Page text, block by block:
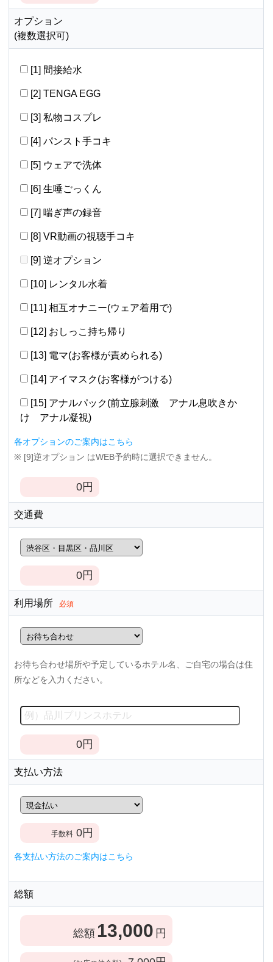
オプション
(複数選択可)
[1] 間接給水
[2] TENGA EGG
[3] 私物コスプレ
[4] パンスト手コキ
[5] ウェアで洗体
[6] 生唾ごっくん
[7] 喘ぎ声の録音
[8] VR動画の視聴手コキ
[9] 逆オプション
[10] レンタル水着
[11] 相互オナニー(ウェア着用で)
[12] おしっこ持ち帰り
[13] 電マ(お客様が責められる)
[14] アイマスク(お客様がつける)
[15] アナルパック(前立腺刺激 アナル息吹きか
け アナル凝視)
各オプションのご案内はこちら
※ [9]逆オプション はWEB予約時に選択できません。
0円
交通費
0円
利用場所 必須
お待ち合わせ場所や予定しているホテル名、ご自宅の場合は住
所などを入力ください。
0円
支払い方法
手数料 0円
各支払い方法のご案内はこちら
総額
総額 13,000 円